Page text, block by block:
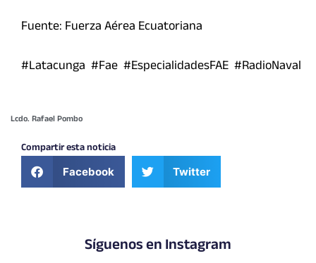
Fuente: Fuerza Aérea Ecuatoriana
#Latacunga #Fae #EspecialidadesFAE #RadioNaval
Lcdo. Rafael Pombo
Compartir esta noticia
Facebook Twitter
Síguenos en Instagram